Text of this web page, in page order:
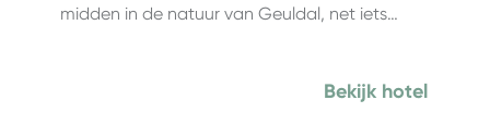
midden in de natuur van Geuldal, net iets…
Bekijk hotel